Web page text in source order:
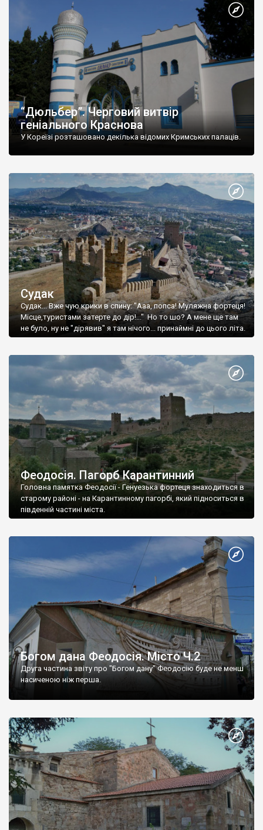
“Дюльбер”. Черговий витвір
геніального Краснова
У Кореїзі розташовано декілька відомих Кримських палаців.
Судак
Судак... Вже чую крики в спину: "Ааа, попса! Муляжна фортеця!
Місце,туристами затерте до дір!..." Но то шо? А мене ще там
не було, ну не "дірявив" я там нічого... принаймні до цього літа.
Феодосія. Пагорб Карантинний
Головна памятка Феодосії - Генуезька фортеця знаходиться в
старому районі - на Карантинному пагорбі, який підноситься в
південній частині міста.
Богом дана Феодосія. Місто Ч.2
Друга частина звіту про "Богом дану" Феодосію буде не менш
насиченою ніж перша.